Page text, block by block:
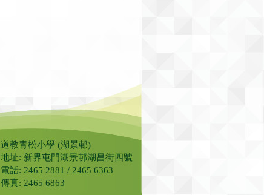
道教青松小學 (湖景邨)
地址: 新界屯門湖景邨湖昌街四號
電話: 2465 2881 / 2465 6363
傳真: 2465 6863